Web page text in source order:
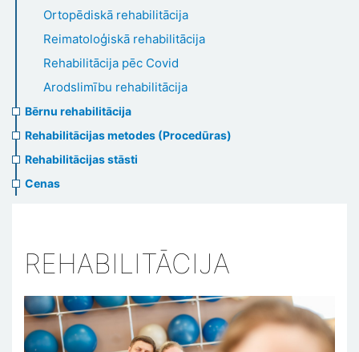
Ortopēdiskā rehabilitācija
Reimatoloģiskā rehabilitācija
Rehabilitācija pēc Covid
Arodslimību rehabilitācija
Bērnu rehabilitācija
Rehabilitācijas metodes (Procedūras)
Rehabilitācijas stāsti
Cenas
REHABILITĀCIJA